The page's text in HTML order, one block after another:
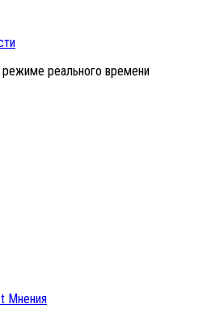
реального времени
Мнения